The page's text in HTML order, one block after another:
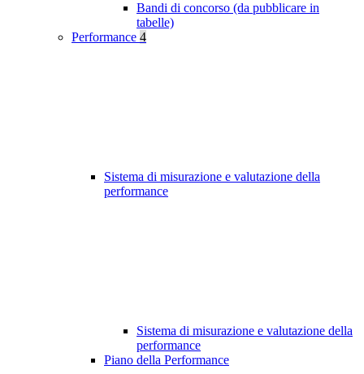
Bandi di concorso (da pubblicare in
tabelle)
Performance 4
Sistema di misurazione e valutazione della
performance
Sistema di misurazione e valutazione della
performance
Piano della Performance